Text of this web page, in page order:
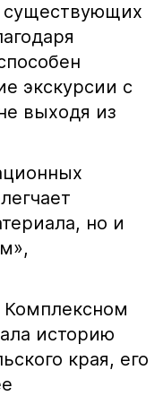
существующих
экскурсии с
выходя из
но и
Комплексном
историю
края, его